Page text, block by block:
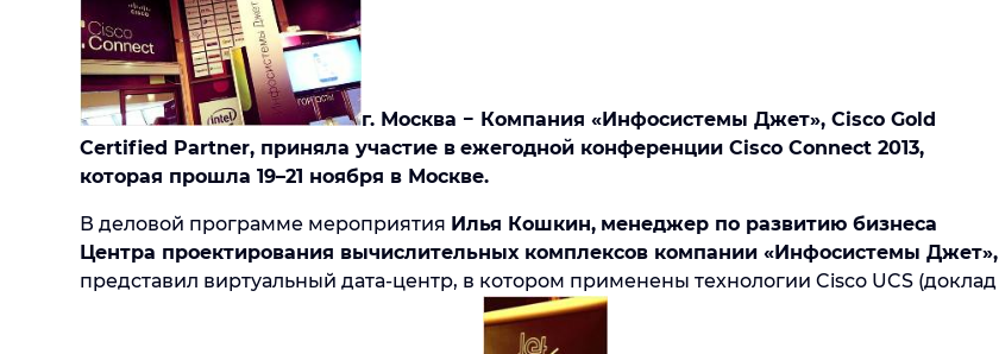
г. Москва − Компания «Инфосистемы Джет», Cisco Gold
Certified Partner, приняла участие в ежегодной конференции Cisco Connect 2013,
которая прошла 19–21 ноября в Москве.
В деловой программе мероприятия Илья Кошкин, менеджер по развитию бизнеса
Центра проектирования вычислительных комплексов компании «Инфосистемы Джет»,
представил виртуальный дата-центр, в котором применены технологии Cisco UCS (доклад